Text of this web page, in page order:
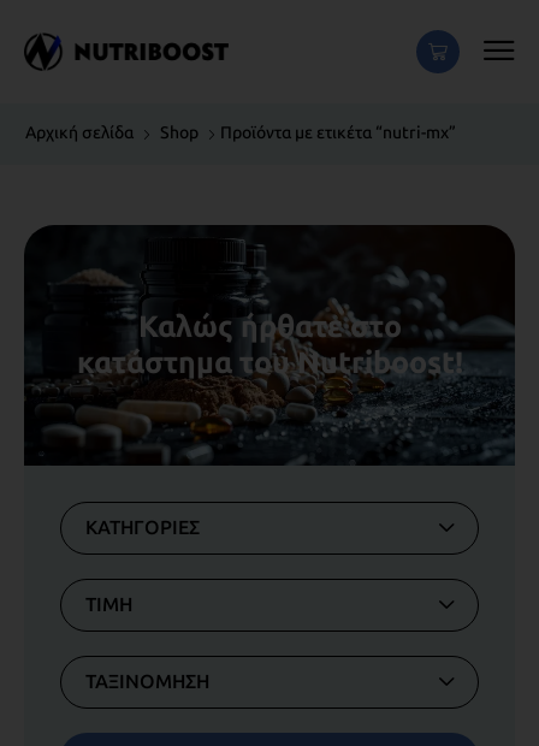
Αρχική σελίδα Shop Προϊόντα με ετικέτα “nutri-mx”
Καλώς ήρθατε στο
κατάστημα του Nutriboost!
ΚΑΤΗΓΟΡΙΕΣ
ΤΙΜΗ
ΤΑΞΙΝΟΜΗΣΗ